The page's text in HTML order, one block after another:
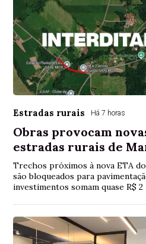
Estradas rurais Há 7 horas
Obras provocam
estradas rurais de
Trechos próximos à nova ETA
são bloqueados para
investimentos somam quase R$